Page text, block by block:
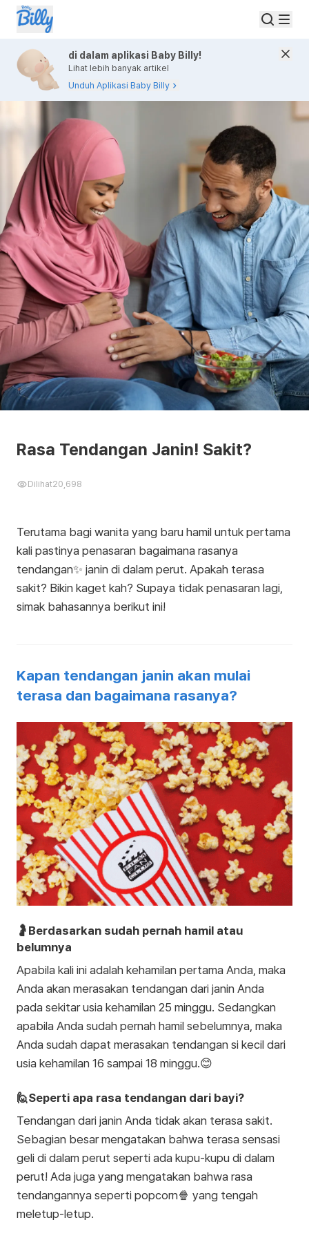
di dalam aplikasi Baby Billy!
Lihat lebih banyak artikel
Unduh Aplikasi Baby Billy
Rasa Tendangan Janin! Sakit?
Dilihat20,698
Terutama bagi wanita yang baru hamil untuk pertama
kali pastinya penasaran bagaimana rasanya
tendangan✨ janin di dalam perut. Apakah terasa
sakit? Bikin kaget kah? Supaya tidak penasaran lagi,
simak bahasannya berikut ini!
Kapan tendangan janin akan mulai
terasa dan bagaimana rasanya?
🤰Berdasarkan sudah pernah hamil atau
belumnya
Apabila kali ini adalah kehamilan pertama Anda, maka
Anda akan merasakan tendangan dari janin Anda
pada sekitar usia kehamilan 25 minggu. Sedangkan
apabila Anda sudah pernah hamil sebelumnya, maka
Anda sudah dapat merasakan tendangan si kecil dari
usia kehamilan 16 sampai 18 minggu.😊
🙋Seperti apa rasa tendangan dari bayi?
Tendangan dari janin Anda tidak akan terasa sakit.
Sebagian besar mengatakan bahwa terasa sensasi
geli di dalam perut seperti ada kupu-kupu di dalam
perut! Ada juga yang mengatakan bahwa rasa
tendangannya seperti popcorn🍿 yang tengah
meletup-letup.